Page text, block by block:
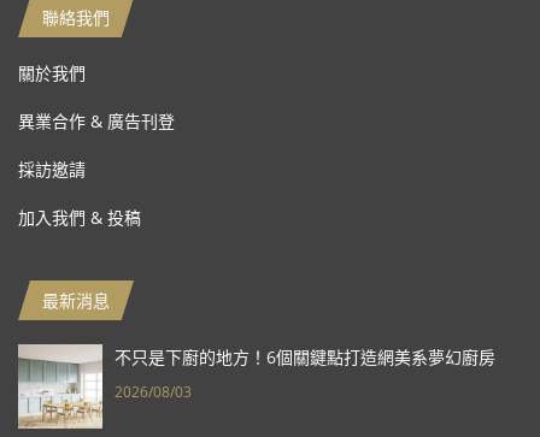
聯絡我們
關於我們
異業合作 & 廣告刊登
採訪邀請
加入我們 & 投稿
最新消息
不只是下廚的地方！6個關鍵點打造網美系夢幻廚房
2026/08/03